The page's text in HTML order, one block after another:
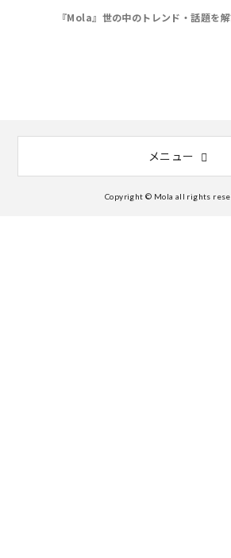
『Mola』世の中のトレンド・話題を
メニュー
Copyright © Mola all rights